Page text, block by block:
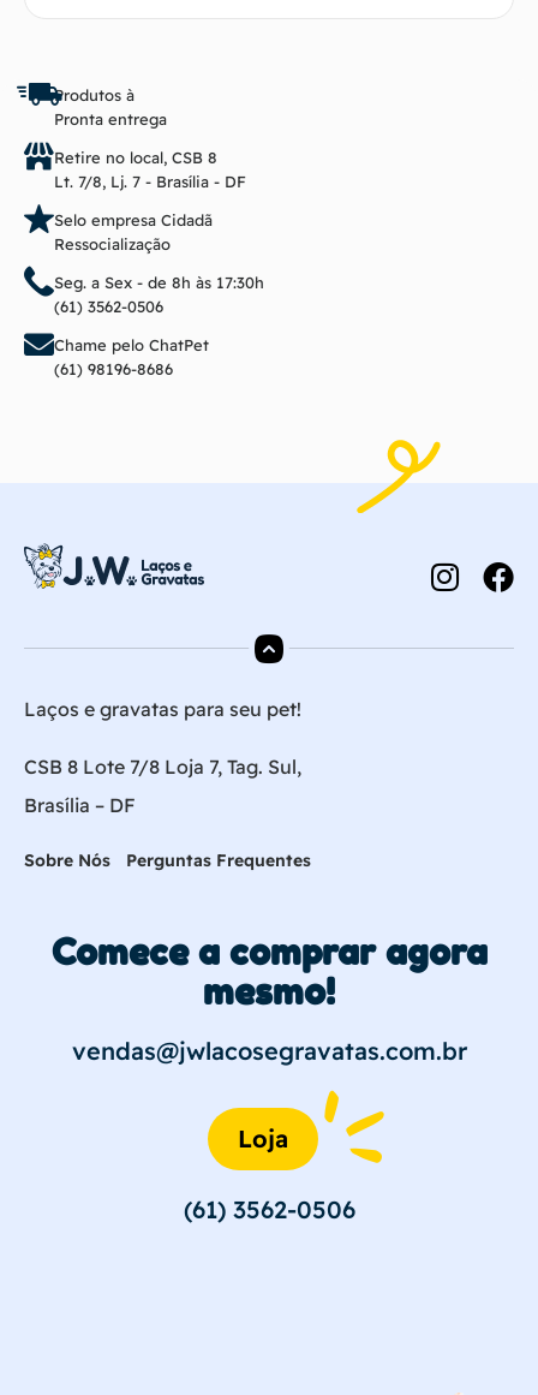
Produtos à
Pronta entrega
Retire no local, CSB 8
Lt. 7/8, Lj. 7 - Brasília - DF
Selo empresa Cidadã
Ressocialização
Seg. a Sex - de 8h às 17:30h
(61) 3562-0506
Chame pelo ChatPet
(61) 98196-8686
Laços e gravatas para seu pet!
CSB 8 Lote 7/8 Loja 7, Tag. Sul,
Brasília – DF
Sobre Nós Perguntas Frequentes
Comece a comprar agora
mesmo!
vendas@jwlacosegravatas.com.br
Loja
(61) 3562-0506